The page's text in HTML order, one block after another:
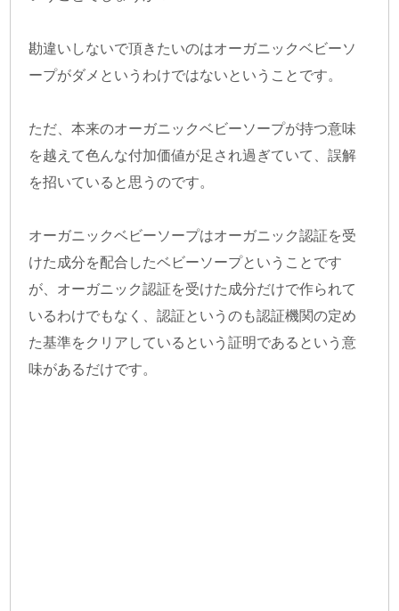
勘違いしないで頂きたいのはオーガニックベビーソ
ープがダメというわけではないということです。
ただ、本来のオーガニックベビーソープが持つ意味
を越えて色んな付加価値が足され過ぎていて、誤解
を招いていると思うのです。
オーガニックベビーソープはオーガニック認証を受
けた成分を配合したベビーソープということです
が、オーガニック認証を受けた成分だけで作られて
いるわけでもなく、認証というのも認証機関の定め
た基準をクリアしているという証明であるという意
味があるだけです。